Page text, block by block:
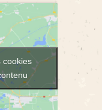
cookies